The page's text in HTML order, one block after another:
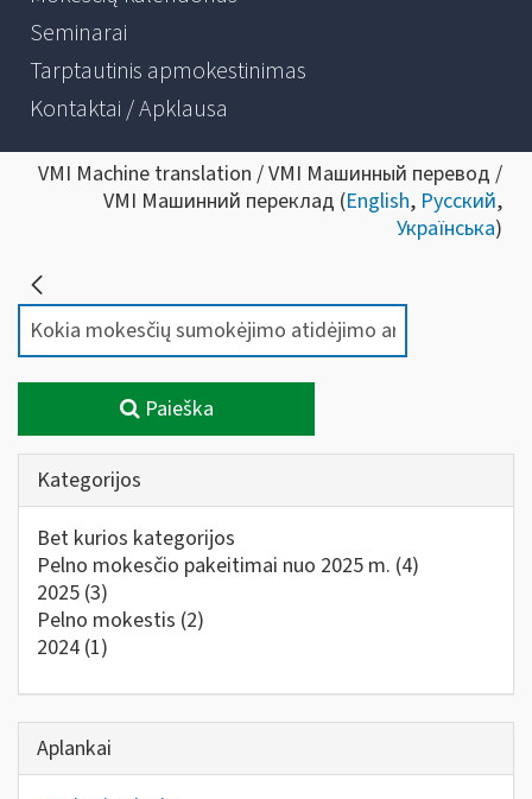
Seminarai
Tarptautinis apmokestinimas
Kontaktai / Apklausa
VMI Machine translation / VMI Машинный перевод /
VMI Машинний переклад (English, Русский,
Українська)
Paieška
Kategorijos
Bet kurios kategorijos
Pelno mokesčio pakeitimai nuo 2025 m. (4)
2025 (3)
Pelno mokestis (2)
2024 (1)
Aplankai